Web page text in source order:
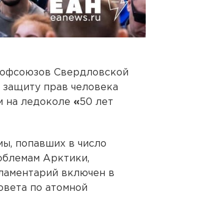
Свердловской
защиту прав человека
на ледоколе «50 лет
попавших в число
Арктики,
включен в
по атомной